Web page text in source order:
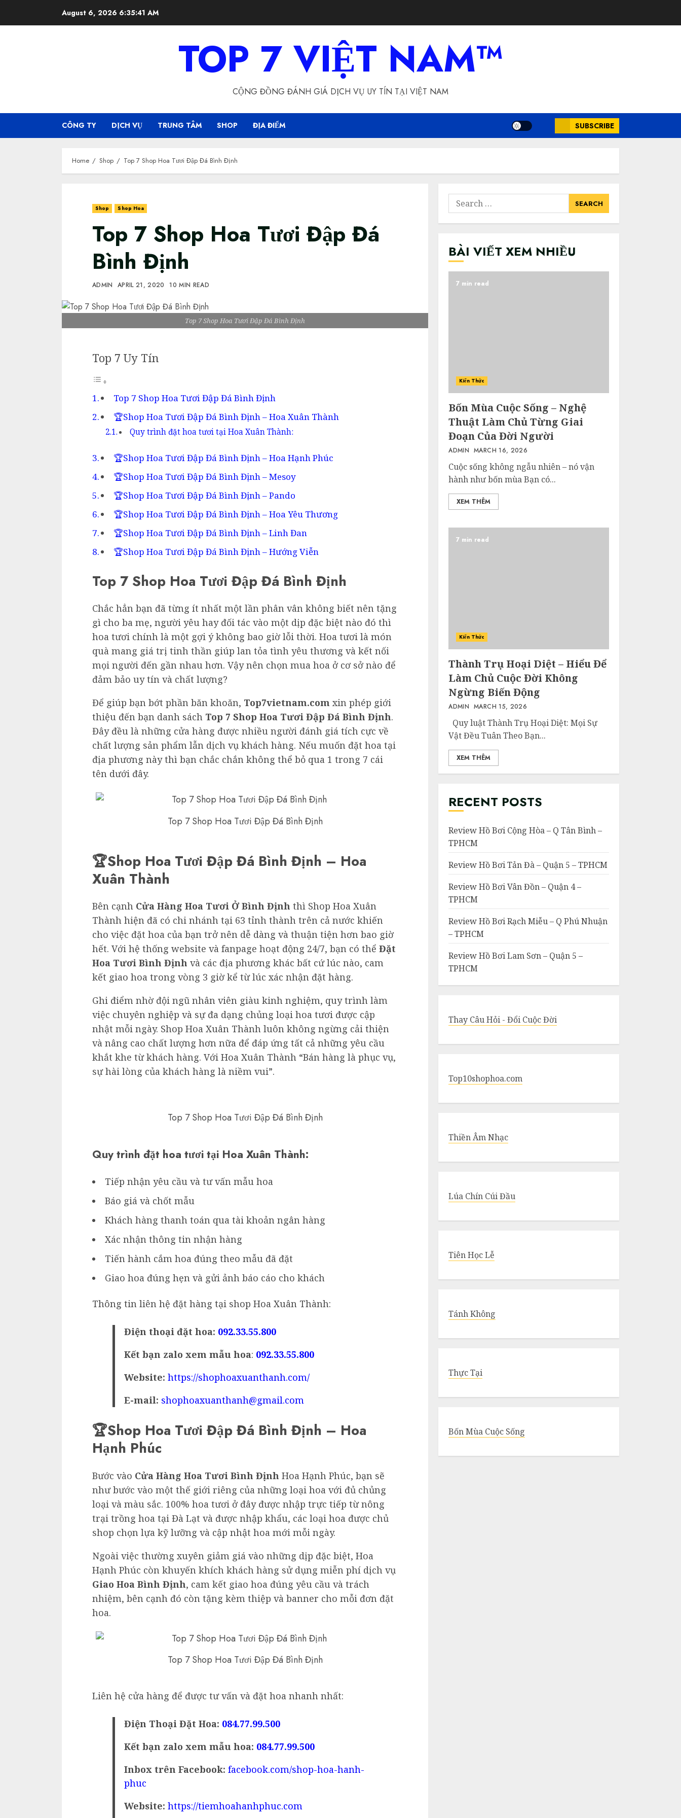
August 6, 2026 6:35:42 AM
TOP 7 VIỆT NAM™
CỘNG ĐỒNG ĐÁNH GIÁ DỊCH VỤ UY TÍN TẠI VIỆT NAM
CÔNG TY DỊCH VỤ TRUNG TÂM SHOP ĐỊA ĐIỂM SUBSCRIBE
Home Shop Top 7 Shop Hoa Tươi Đập Đá Bình Định
Shop Shop Hoa
Top 7 Shop Hoa Tươi Đập Đá
Bình Định
ADMIN APRIL 21, 2020 10 MIN READ
Top 7 Shop Hoa Tươi Đập Đá Bình Định
Top 7 Uy Tín
Top 7 Shop Hoa Tươi Đập Đá Bình Định
🏆Shop Hoa Tươi Đập Đá Bình Định – Hoa Xuân Thành
Quy trình đặt hoa tươi tại Hoa Xuân Thành:
🏆Shop Hoa Tươi Đập Đá Bình Định – Hoa Hạnh Phúc
🏆Shop Hoa Tươi Đập Đá Bình Định – Mesoy
🏆Shop Hoa Tươi Đập Đá Bình Định – Pando
🏆Shop Hoa Tươi Đập Đá Bình Định – Hoa Yêu Thương
🏆Shop Hoa Tươi Đập Đá Bình Định – Linh Đan
🏆Shop Hoa Tươi Đập Đá Bình Định – Hướng Viễn
Top 7 Shop Hoa Tươi Đập Đá Bình Định
Chắc hẳn bạn đã từng ít nhất một lần phân vân không biết nên tặng
gì cho ba mẹ, người yêu hay đối tác vào một dịp đặc biệt nào đó thì
hoa tươi chính là một gợi ý không bao giờ lỗi thời. Hoa tươi là món
quà mang giá trị tinh thần giúp lan tỏa tình yêu thương và kết nối
mọi người đến gần nhau hơn. Vậy nên chọn mua hoa ở cơ sở nào để
đảm bảo uy tín và chất lượng?
Để giúp bạn bớt phần băn khoăn, Top7vietnam.com xin phép giới
thiệu đến bạn danh sách Top 7 Shop Hoa Tươi Đập Đá Bình Định.
Đây đều là những cửa hàng được nhiều người đánh giá tích cực về
chất lượng sản phẩm lẫn dịch vụ khách hàng. Nếu muốn đặt hoa tại
địa phương này thì bạn chắc chắn không thể bỏ qua 1 trong 7 cái
tên dưới đây.
Top 7 Shop Hoa Tươi Đập Đá Bình Định
🏆Shop Hoa Tươi Đập Đá Bình Định – Hoa
Xuân Thành
Bên cạnh Cửa Hàng Hoa Tươi Ở Bình Định thì Shop Hoa Xuân
Thành hiện đã có chi nhánh tại 63 tỉnh thành trên cả nước khiến
cho việc đặt hoa của bạn trở nên dễ dàng và thuận tiện hơn bao giờ
hết. Với hệ thống website và fanpage hoạt động 24/7, bạn có thể Đặt
Hoa Tươi Bình Định và các địa phương khác bất cứ lúc nào, cam
kết giao hoa trong vòng 3 giờ kể từ lúc xác nhận đặt hàng.
Ghi điểm nhờ đội ngũ nhân viên giàu kinh nghiệm, quy trình làm
việc chuyên nghiệp và sự đa dạng chủng loại hoa tươi được cập
nhật mỗi ngày. Shop Hoa Xuân Thành luôn không ngừng cải thiện
và nâng cao chất lượng hơn nữa để đáp ứng tất cả những yêu cầu
khắt khe từ khách hàng. Với Hoa Xuân Thành “Bán hàng là phục vụ,
sự hài lòng của khách hàng là niềm vui”.
Top 7 Shop Hoa Tươi Đập Đá Bình Định
Quy trình đặt hoa tươi tại Hoa Xuân Thành:
Tiếp nhận yêu cầu và tư vấn mẫu hoa
Báo giá và chốt mẫu
Khách hàng thanh toán qua tài khoản ngân hàng
Xác nhận thông tin nhận hàng
Tiến hành cắm hoa đúng theo mẫu đã đặt
Giao hoa đúng hẹn và gửi ảnh báo cáo cho khách
Thông tin liên hệ đặt hàng tại shop Hoa Xuân Thành:
Điện thoại đặt hoa: 092.33.55.800
Kết bạn zalo xem mẫu hoa: 092.33.55.800
Website: https://shophoaxuanthanh.com/
E-mail: shophoaxuanthanh@gmail.com
🏆Shop Hoa Tươi Đập Đá Bình Định – Hoa
Hạnh Phúc
Bước vào Cửa Hàng Hoa Tươi Bình Định Hoa Hạnh Phúc, bạn sẽ
như bước vào một thế giới riêng của những loại hoa với đủ chủng
loại và màu sắc. 100% hoa tươi ở đây được nhập trực tiếp từ nông
trại trồng hoa tại Đà Lạt và được nhập khẩu, các loại hoa được chủ
shop chọn lựa kỹ lưỡng và cập nhật hoa mới mỗi ngày.
Ngoài việc thường xuyên giảm giá vào những dịp đặc biệt, Hoa
Hạnh Phúc còn khuyến khích khách hàng sử dụng miễn phí dịch vụ
Giao Hoa Bình Định, cam kết giao hoa đúng yêu cầu và trách
nhiệm, bên cạnh đó còn tặng kèm thiệp và banner cho mỗi đơn đặt
hoa.
Top 7 Shop Hoa Tươi Đập Đá Bình Định
Liên hệ cửa hàng để được tư vấn và đặt hoa nhanh nhất:
Điện Thoại Đặt Hoa: 084.77.99.500
Kết bạn zalo xem mẫu hoa: 084.77.99.500
Inbox trên Facebook: facebook.com/shop-hoa-hanh-
phuc
Website: https://tiemhoahanhphuc.com
Search
for:
BÀI VIẾT XEM NHIỀU
7 min read
Kiến Thức
Bốn Mùa Cuộc Sống – Nghệ
Thuật Làm Chủ Từng Giai
Đoạn Của Đời Người
ADMIN MARCH 16, 2026
Cuộc sống không ngẫu nhiên – nó vận
hành như bốn mùa Bạn có...
XEM THÊM
7 min read
Kiến Thức
Thành Trụ Hoại Diệt – Hiểu Để
Làm Chủ Cuộc Đời Không
Ngừng Biến Động
ADMIN MARCH 15, 2026
Quy luật Thành Trụ Hoại Diệt: Mọi Sự
Vật Đều Tuân Theo Bạn...
XEM THÊM
RECENT POSTS
Review Hồ Bơi Cộng Hòa – Q Tân Bình –
TPHCM
Review Hồ Bơi Tản Đà – Quận 5 – TPHCM
Review Hồ Bơi Vân Đồn – Quận 4 –
TPHCM
Review Hồ Bơi Rạch Miễu – Q Phú Nhuận
– TPHCM
Review Hồ Bơi Lam Sơn – Quận 5 –
TPHCM
Thay Câu Hỏi - Đổi Cuộc Đời
Top10shophoa.com
Thiền Âm Nhạc
Lúa Chín Cúi Đầu
Tiên Học Lễ
Tánh Không
Thực Tại
Bốn Mùa Cuộc Sống